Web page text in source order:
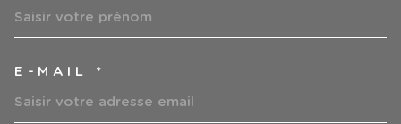
E-MAIL *